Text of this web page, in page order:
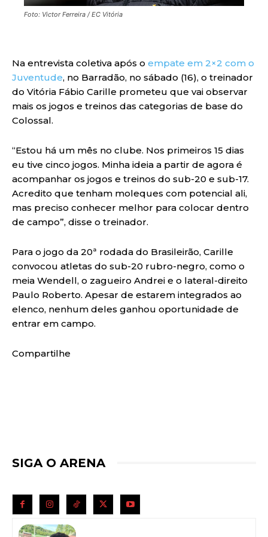
Foto: Victor Ferreira / EC Vitória
Na entrevista coletiva após o empate em 2×2 com o
Juventude, no Barradão, no sábado (16), o treinador
do Vitória Fábio Carille prometeu que vai observar
mais os jogos e treinos das categorias de base do
Colossal.
“Estou há um mês no clube. Nos primeiros 15 dias
eu tive cinco jogos. Minha ideia a partir de agora é
acompanhar os jogos e treinos do sub-20 e sub-17.
Acredito que tenham moleques com potencial ali,
mas preciso conhecer melhor para colocar dentro
de campo”, disse o treinador.
Para o jogo da 20ª rodada do Brasileirão, Carille
convocou atletas do sub-20 rubro-negro, como o
meia Wendell, o zagueiro Andrei e o lateral-direito
Paulo Roberto. Apesar de estarem integrados ao
elenco, nenhum deles ganhou oportunidade de
entrar em campo.
Compartilhe
SIGA O ARENA